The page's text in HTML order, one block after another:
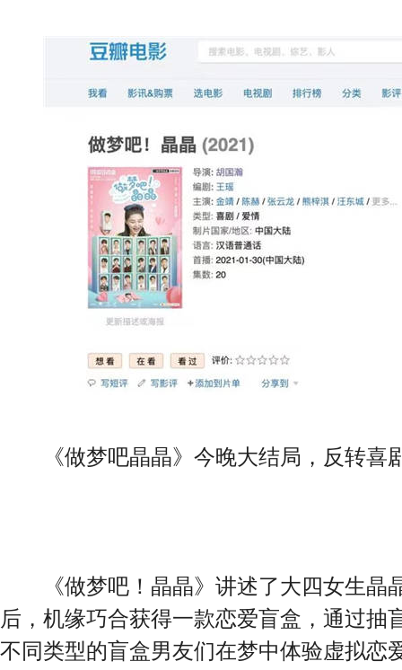
《做梦吧晶晶》今晚大结局，反转喜
《做梦吧！晶晶》讲述了大四女生晶
后，机缘巧合获得一款恋爱盲盒，通过抽
不同类型的盲盒男友们在梦中体验虚拟恋